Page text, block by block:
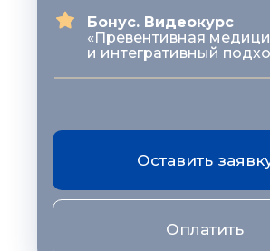
Бонус. Видеокурс
«Превентивная
и интегративный
Оставить
Оплатить